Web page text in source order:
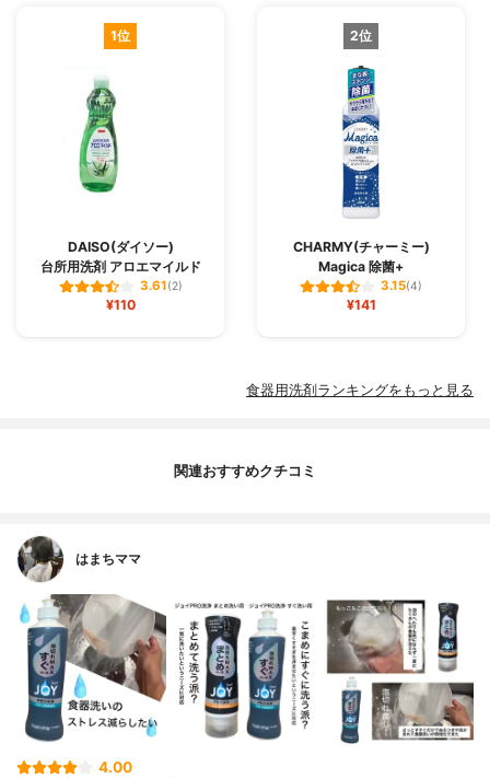
1位
DAISO(ダイソー)
台所用洗剤 アロエマイルド
3.61(2)
¥110
2位
CHARMY(チャーミー)
Magica 除菌+
3.15(4)
¥141
食器用洗剤ランキングをもっと見る
関連おすすめクチコミ
はまちママ
4.00